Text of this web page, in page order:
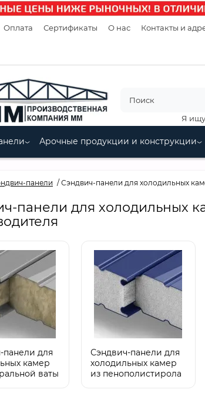
Оплата Сертификаты О нас Контакты и
Я
Арочные продукции и конструкции
панели Сэндвич-панели для холодильных
панели для холодильных
панели для
камер
ваты
Сэндвич-панели для
холодильных камер
из пенополистирола